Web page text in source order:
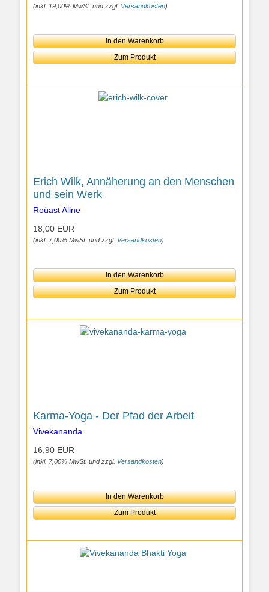
(inkl. 19,00% MwSt. und zzgl. Versandkosten)
In den Warenkorb
Zum Produkt
Erich Wilk, Annäherung an den Menschen
und sein Werk
Roüast Aline
18,00 EUR
(inkl. 7,00% MwSt. und zzgl. Versandkosten)
In den Warenkorb
Zum Produkt
Karma-Yoga - Der Pfad der Arbeit
Vivekananda
16,90 EUR
(inkl. 7,00% MwSt. und zzgl. Versandkosten)
In den Warenkorb
Zum Produkt